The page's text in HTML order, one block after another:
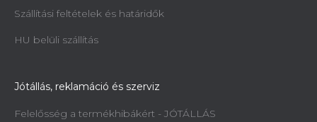
Szállítási feltételek és határidők
HU belüli szállítás
Jótállás, reklamáció és szerviz
Felelősség a termékhibákért - JÓTÁLLÁS